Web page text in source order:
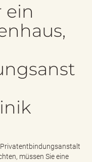
u
s
n
ein
Privatentbindungsanstalt
müssen Sie eine